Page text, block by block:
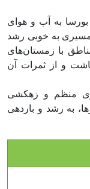
به آب و هوای
به خوبی رشد
با زمستان‌های
و از ثمرات آن
منظم و زهکشی
به رشد و باردهی